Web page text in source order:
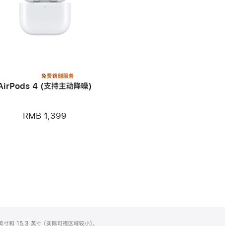
免费镌刻服务
4 (支持主动降噪)
RMB 1,399
和 15.3 英寸 (实际可视区域较小)。